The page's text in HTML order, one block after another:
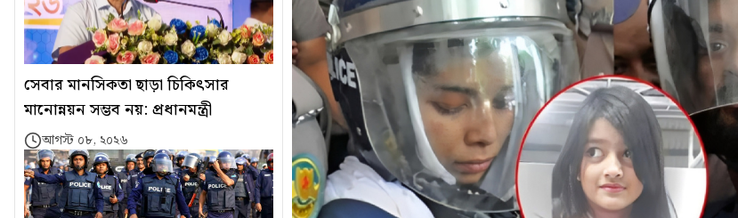
সেবার মানসিকতা ছাড়া চিকিৎসার
মানোন্নয়ন সম্ভব নয়: প্রধানমন্ত্রী
আগস্ট ০৮, ২০২৬